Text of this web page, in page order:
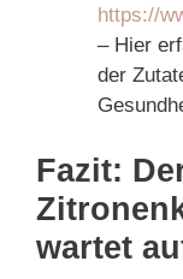
https://
– Hier
der
Fazit:
wartet